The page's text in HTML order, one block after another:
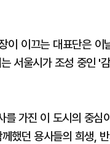
이끄는 대표단은 이
서울시가 조성 중인 '
가진 이 도시의 중심
했던 용사들의 희생,